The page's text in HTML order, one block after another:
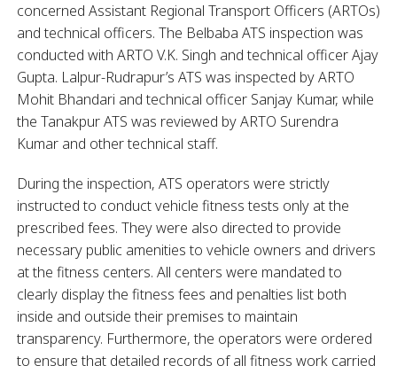
concerned Assistant Regional Transport Officers (ARTOs)
and technical officers. The Belbaba ATS inspection was
conducted with ARTO V.K. Singh and technical officer Ajay
Gupta. Lalpur-Rudrapur’s ATS was inspected by ARTO
Mohit Bhandari and technical officer Sanjay Kumar, while
the Tanakpur ATS was reviewed by ARTO Surendra
Kumar and other technical staff.
During the inspection, ATS operators were strictly
instructed to conduct vehicle fitness tests only at the
prescribed fees. They were also directed to provide
necessary public amenities to vehicle owners and drivers
at the fitness centers. All centers were mandated to
clearly display the fitness fees and penalties list both
inside and outside their premises to maintain
transparency. Furthermore, the operators were ordered
to ensure that detailed records of all fitness work carried